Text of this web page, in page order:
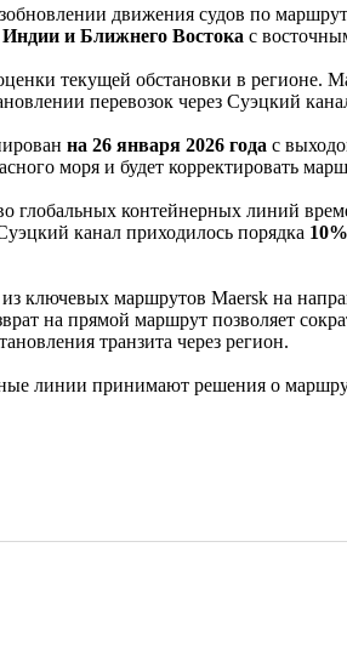
движения судов по
Индии и Ближнего Востока с
текущей обстановки в регионе.
перевозок через Суэцкий
на 26 января 2026 года с
моря и будет корректировать
глобальных контейнерных линий
канал приходилось порядка
ключевых маршрутов Maersk на
на прямой маршрут позволяет
транзита через регион.
линии принимают решения о